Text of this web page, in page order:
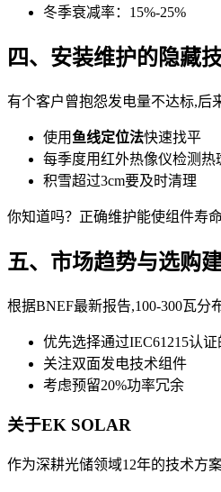
冬季衰减率：15%-25%
四、安装维护的隐藏
有个客户曾抱怨发电量不达标,后
使用鱼线定位法快速找平
每季度用红外热像仪检测热
积雪超过3cm要及时清理
你知道吗？正确维护能使组件寿
五、市场趋势与选购
根据BNEF最新报告,100-300瓦分
优先选择通过IEC61215认证
关注双面发电技术组件
考虑预留20%功率冗余
关于EK SOLAR
作为深耕光储领域12年的技术方